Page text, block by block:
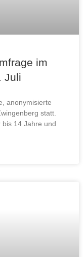
im
Juli
anonymisierte
statt.
14 Jahre und